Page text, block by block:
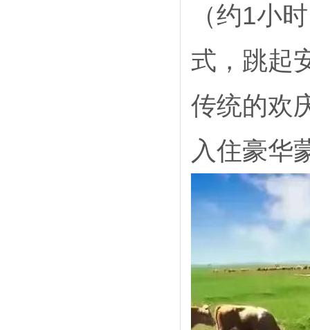
（约1小
式，跳起
传统的欢
入住豪华